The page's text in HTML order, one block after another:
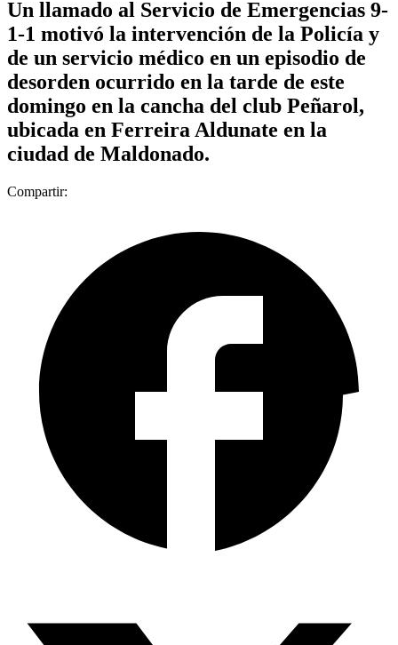
Un llamado al Servicio de Emergencias 9-
1-1 motivó la intervención de la Policía y
de un servicio médico en un episodio de
desorden ocurrido en la tarde de este
domingo en la cancha del club Peñarol,
ubicada en Ferreira Aldunate en la
ciudad de Maldonado.
Compartir: